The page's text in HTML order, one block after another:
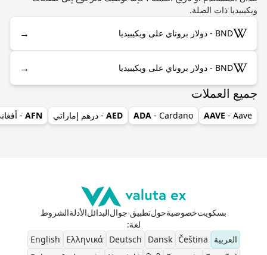
ويكيبيديا ذات الصلة.
BND - دولار بروناي على ويكيبيديا →
BND - دولار بروناي على ويكيبيديا →
جميع العملات
AAVE - Aave
ADA - Cardano
AED - درهم إماراتي AFN
-
بسكويتخصوصيةحولتطبيق جوالالبدائلالأدلةالشروط
لغة:
العربية
Čeština
Dansk
Deutsch
Ελληνικά
English